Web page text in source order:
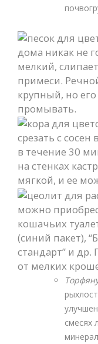
дома никак не
мелкий,
примеси.
крупный, но
промывать.
срезать с сосен
в течение 30
на стенках
мягкой, и ее
можно
кошачьих
(синий пакет),
стандарт” и
от мелких
смесях